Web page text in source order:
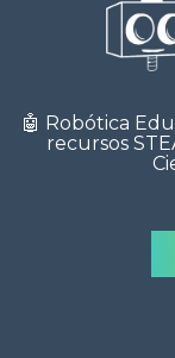
🤖 Robótica
recursos